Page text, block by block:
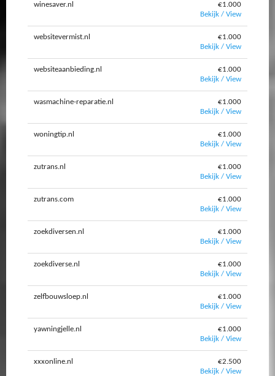
winesaver.nl
€1.000
Bekijk / View
websitevermist.nl
€1.000
Bekijk / View
websiteaanbieding.nl
€1.000
Bekijk / View
wasmachine-reparatie.nl
€1.000
Bekijk / View
woningtip.nl
€1.000
Bekijk / View
zutrans.nl
€1.000
Bekijk / View
zutrans.com
€1.000
Bekijk / View
zoekdiversen.nl
€1.000
Bekijk / View
zoekdiverse.nl
€1.000
Bekijk / View
zelfbouwsloep.nl
€1.000
Bekijk / View
yawningjelle.nl
€1.000
Bekijk / View
xxxonline.nl
€2.500
Bekijk / View